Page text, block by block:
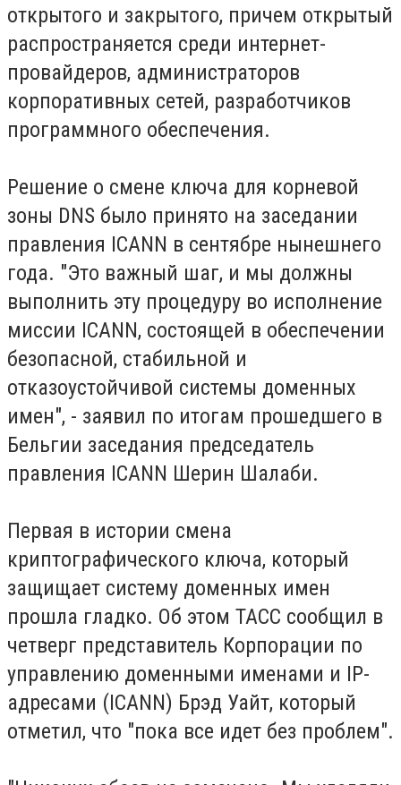
открытого и закрытого, причем открытый
распространяется среди интернет-
провайдеров, администраторов
корпоративных сетей, разработчиков
программного обеспечения.
Решение о смене ключа для корневой
зоны DNS было принято на заседании
правления ICANN в сентябре нынешнего
года. "Это важный шаг, и мы должны
выполнить эту процедуру во исполнение
миссии ICANN, состоящей в обеспечении
безопасной, стабильной и
отказоустойчивой системы доменных
имен", - заявил по итогам прошедшего в
Бельгии заседания председатель
правления ICANN Шерин Шалаби.
Первая в истории смена
криптографического ключа, который
защищает систему доменных имен
прошла гладко. Об этом ТАСС сообщил в
четверг представитель Корпорации по
управлению доменными именами и IP-
адресами (ICANN) Брэд Уайт, который
отметил, что "пока все идет без проблем".